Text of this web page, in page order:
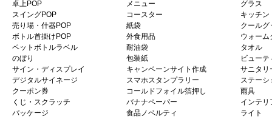
卓上POP
スイングPOP
売り場・什器POP
ボトル首掛けPOP
ペットボトルラベル
のぼり
サイン・ディスプレイ
デジタルサイネージ
クーポン券
くじ・スクラッチ
パッケージ
メニュー
コースター
紙袋
外食用品
耐油袋
包装紙
キャンペーンサイト作成
スマホスタンプラリー
コールドフォイル箔押し
バナナペーパー
食品ノベルティ
グラス
キッチン
クールグ
ウォーム
タオル
ビューテ
サニタリ
ステーシ
雨具
インテリ
ライト